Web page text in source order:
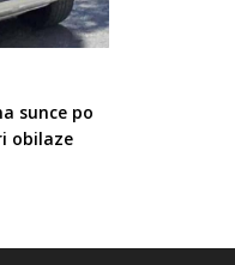
sunce po
obilaze